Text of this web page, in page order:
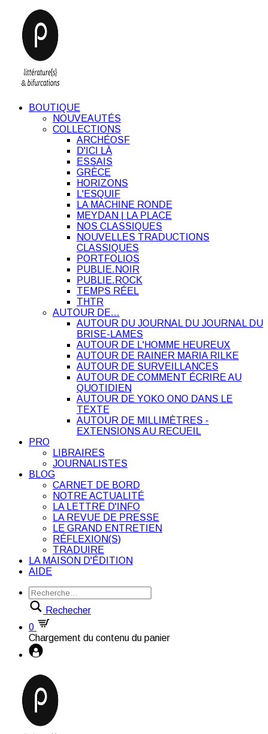
BOUTIQUE
NOUVEAUTÉS
COLLECTIONS
ARCHÉOSF
D'ICI LÀ
ESSAIS
GRÈCE
HORIZONS
L'ESQUIF
LA MACHINE RONDE
MEYDAN | LA PLACE
NOS CLASSIQUES
NOUVELLES TRADUCTIONS
CLASSIQUES
PORTFOLIOS
PUBLIE.NOIR
PUBLIE.ROCK
TEMPS RÉEL
THTR
AUTOUR DE…
AUTOUR DU JOURNAL DU JOURNAL DU
BRISE-LAMES
AUTOUR DE L'HOMME HEUREUX
AUTOUR DE RAINER MARIA RILKE
AUTOUR DE SURVEILLANCES
AUTOUR DE COMMENT ÉCRIRE AU
QUOTIDIEN
AUTOUR DE YOKO ONO DANS LE
TEXTE
AUTOUR DE MILLIMÈTRES -
EXTENSIONS AU RECUEIL
PRO
LIBRAIRES
JOURNALISTES
BLOG
CARNET DE BORD
NOTRE ACTUALITÉ
LA LETTRE D'INFO
LA REVUE DE PRESSE
LE GRAND ENTRETIEN
RÉFLEXION(S)
TRADUIRE
LA MAISON D'ÉDITION
AIDE
Rechecher
0
Chargement du contenu du panier